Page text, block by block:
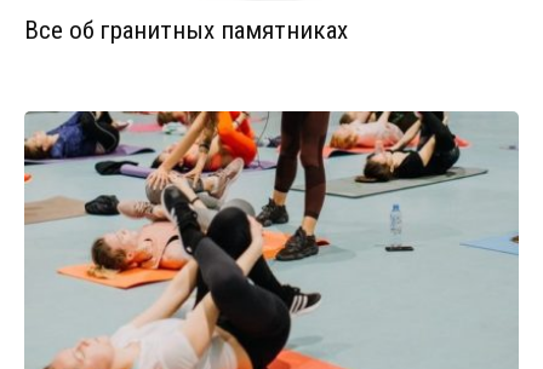
Все об гранитных памятниках